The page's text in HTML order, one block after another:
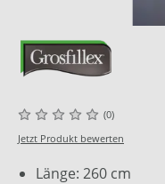
(0)
Jetzt Produkt bewerten
Länge: 260 cm